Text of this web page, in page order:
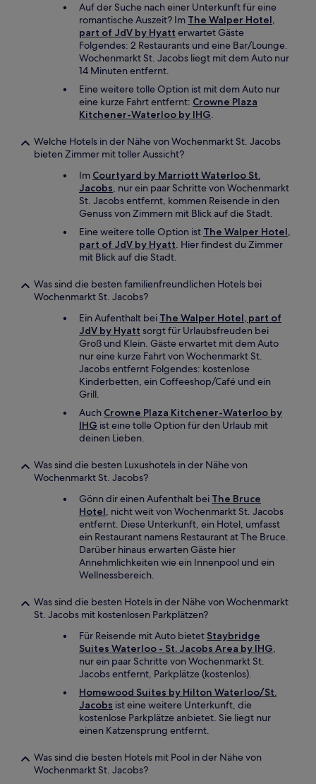
Auf der Suche nach einer Unterkunft für eine
romantische Auszeit? Im The Walper Hotel,
part of JdV by Hyatt erwartet Gäste
Folgendes: 2 Restaurants und eine Bar/Lounge.
Wochenmarkt St. Jacobs liegt mit dem Auto nur
14 Minuten entfernt.
Eine weitere tolle Option ist mit dem Auto nur
eine kurze Fahrt entfernt: Crowne Plaza
Kitchener-Waterloo by IHG.
Welche Hotels in der Nähe von Wochenmarkt St. Jacobs
bieten Zimmer mit toller Aussicht?
Im Courtyard by Marriott Waterloo St.
Jacobs, nur ein paar Schritte von Wochenmarkt
St. Jacobs entfernt, kommen Reisende in den
Genuss von Zimmern mit Blick auf die Stadt.
Eine weitere tolle Option ist The Walper Hotel,
part of JdV by Hyatt. Hier findest du Zimmer
mit Blick auf die Stadt.
Was sind die besten familienfreundlichen Hotels bei
Wochenmarkt St. Jacobs?
Ein Aufenthalt bei The Walper Hotel, part of
JdV by Hyatt sorgt für Urlaubsfreuden bei
Groß und Klein. Gäste erwartet mit dem Auto
nur eine kurze Fahrt von Wochenmarkt St.
Jacobs entfernt Folgendes: kostenlose
Kinderbetten, ein Coffeeshop/Café und ein
Grill.
Auch Crowne Plaza Kitchener-Waterloo by
IHG ist eine tolle Option für den Urlaub mit
deinen Lieben.
Was sind die besten Luxushotels in der Nähe von
Wochenmarkt St. Jacobs?
Gönn dir einen Aufenthalt bei The Bruce
Hotel, nicht weit von Wochenmarkt St. Jacobs
entfernt. Diese Unterkunft, ein Hotel, umfasst
ein Restaurant namens Restaurant at The Bruce.
Darüber hinaus erwarten Gäste hier
Annehmlichkeiten wie ein Innenpool und ein
Wellnessbereich.
Was sind die besten Hotels in der Nähe von Wochenmarkt
St. Jacobs mit kostenlosen Parkplätzen?
Für Reisende mit Auto bietet Staybridge
Suites Waterloo - St. Jacobs Area by IHG,
nur ein paar Schritte von Wochenmarkt St.
Jacobs entfernt, Parkplätze (kostenlos).
Homewood Suites by Hilton Waterloo/St.
Jacobs ist eine weitere Unterkunft, die
kostenlose Parkplätze anbietet. Sie liegt nur
einen Katzensprung entfernt.
Was sind die besten Hotels mit Pool in der Nähe von
Wochenmarkt St. Jacobs?